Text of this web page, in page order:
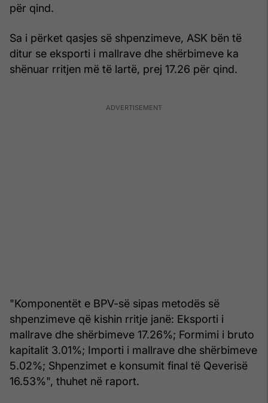
për qind.
Sa i përket qasjes së shpenzimeve, ASK bën të
ditur se eksporti i mallrave dhe shërbimeve ka
shënuar rritjen më të lartë, prej 17.26 për qind.
"Komponentët e BPV-së sipas metodës së
shpenzimeve që kishin rritje janë: Eksporti i
mallrave dhe shërbimeve 17.26%; Formimi i bruto
kapitalit 3.01%; Importi i mallrave dhe shërbimeve
5.02%; Shpenzimet e konsumit final të Qeverisë
16.53%", thuhet në raport.